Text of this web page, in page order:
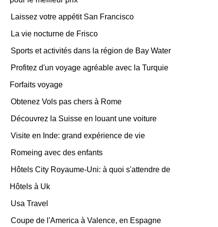
Laissez votre appétit San Francisco
La vie nocturne de Frisco
Sports et activités dans la région de Bay Water
Profitez d'un voyage agréable avec la Turquie
Forfaits voyage
Obtenez Vols pas chers à Rome
Découvrez la Suisse en louant une voiture
Visite en Inde: grand expérience de vie
Romeing avec des enfants
Hôtels City Royaume-Uni: à quoi s'attendre de
Hôtels à Uk
Usa Travel
Coupe de l'America à Valence, en Espagne